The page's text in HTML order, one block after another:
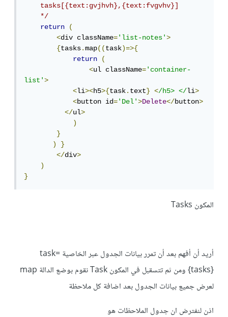
    tasks[{text:gvjhvh},{text:fvgvhv}]
    */
return
(
<div className='list-notes'>
{tasks.map((task)=>{
return
(
<ul className='container-
list'>
<li><h5>{task.text} </h5> </li>
<button id='Del'>Delete</button>
</ul>
)
}
)
}
</div>
)
}
المكون Tasks
أريد أن أفهم بعد أن تمرر بيانات الجدول عبر الخاصية task=
{tasks} ومن ثم تتسقبل في المكون Task نقوم بوضع الدالة map
لعرض جميع بيانات الجدول بعد اضافة كل ملاحظة
اذن لنفترض ان جدول الملاحظات هو